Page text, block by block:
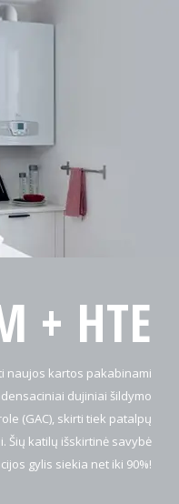
+ HTE
naujos kartos pakabinami
dujiniai šildymo
(GAC), skirti tiek patalpų
Šių katilų išskirtinė savybė
gylis siekia net iki 90%!